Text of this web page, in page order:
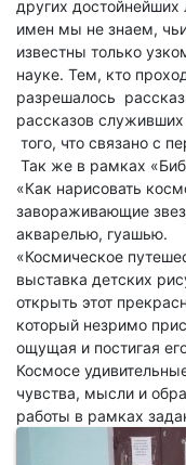
других
имен мы не знаем,
известны только
науке. Тем, кто
разрешалось
рассказов
того, что связано с
Так же в рамках
«Как нарисовать
завораживающие
акварелью, гуашью.
«Космическое
выставка детских
открыть этот
который незримо
ощущая и постигая
Космосе
чувства, мысли и
работы в рамках